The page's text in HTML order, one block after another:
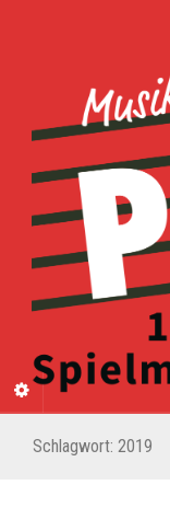
Schlagwort: 2019